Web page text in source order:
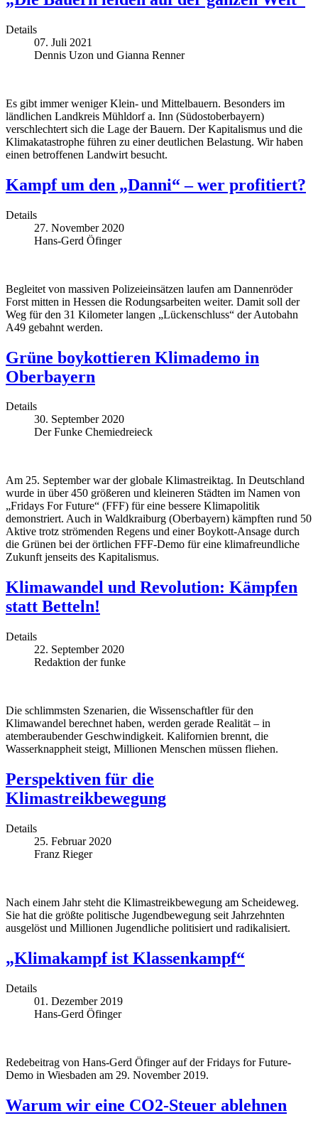
Details
07. Juli 2021
Dennis Uzon und Gianna Renner
Es gibt immer weniger Klein- und Mittelbauern. Besonders im
ländlichen Landkreis Mühldorf a. Inn (Südostoberbayern)
verschlechtert sich die Lage der Bauern. Der Kapitalismus und die
Klimakatastrophe führen zu einer deutlichen Belastung. Wir haben
einen betroffenen Landwirt besucht.
Kampf um den „Danni“ – wer profitiert?
Details
27. November 2020
Hans-Gerd Öfinger
Begleitet von massiven Polizeieinsätzen laufen am Dannenröder
Forst mitten in Hessen die Rodungsarbeiten weiter. Damit soll der
Weg für den 31 Kilometer langen „Lückenschluss“ der Autobahn
A49 gebahnt werden.
Grüne boykottieren Klimademo in
Oberbayern
Details
30. September 2020
Der Funke Chemiedreieck
Am 25. September war der globale Klimastreiktag. In Deutschland
wurde in über 450 größeren und kleineren Städten im Namen von
„Fridays For Future“ (FFF) für eine bessere Klimapolitik
demonstriert. Auch in Waldkraiburg (Oberbayern) kämpften rund 50
Aktive trotz strömenden Regens und einer Boykott-Ansage durch
die Grünen bei der örtlichen FFF-Demo für eine klimafreundliche
Zukunft jenseits des Kapitalismus.
Klimawandel und Revolution: Kämpfen
statt Betteln!
Details
22. September 2020
Redaktion der funke
Die schlimmsten Szenarien, die Wissenschaftler für den
Klimawandel berechnet haben, werden gerade Realität – in
atemberaubender Geschwindigkeit. Kalifornien brennt, die
Wasserknappheit steigt, Millionen Menschen müssen fliehen.
Perspektiven für die
Klimastreikbewegung
Details
25. Februar 2020
Franz Rieger
Nach einem Jahr steht die Klimastreikbewegung am Scheideweg.
Sie hat die größte politische Jugendbewegung seit Jahrzehnten
ausgelöst und Millionen Jugendliche politisiert und radikalisiert.
„Klimakampf ist Klassenkampf“
Details
01. Dezember 2019
Hans-Gerd Öfinger
Redebeitrag von Hans-Gerd Öfinger auf der Fridays for Future-
Demo in Wiesbaden am 29. November 2019.
Warum wir eine CO2-Steuer ablehnen